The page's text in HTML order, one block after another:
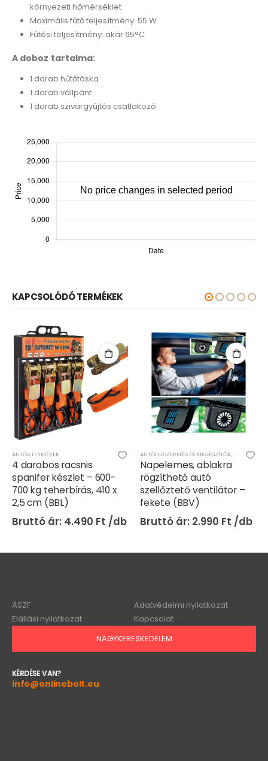
környezeti hőmérséklet
Maximális fűtő teljesítmény: 55 W
Fűtési teljesítmény: akár 65°C
A doboz tartalma:
1 darab hűtőtáska
1 darab vállpánt
1 darab szivargyújtós csatlakozó
KAPCSOLÓDÓ TERMÉKEK
,VILÁGÍTÁS
AUTÓS TERMÉKEK
4 darabos racsnis
spanifer készlet – 600-
700 kg teherbírás, 410 x
2,5 cm (BBL)
4.490 Ft
AUTÓFELSZERELÉS ÉS KIEGÉSZÍTŐK,AUTÓS
Napelemes, ablakra
rögzíthető autó
szellőztető ventilátor –
fekete (BBV)
2.990 Ft
ÁSZF
Adatvédelmi nyilatkozat
Elállási nyilatkozat
Kapcsolat
NAGYKERESKEDELEM
KÉRDÉSE VAN?
info@onlinebolt.eu